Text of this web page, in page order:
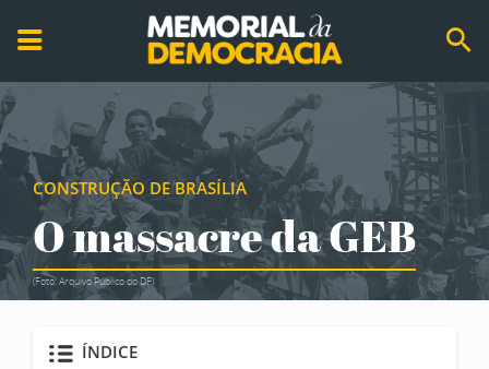
CONSTRUÇÃO DE BRASÍLIA
O massacre da GEB
(Foto: Arquivo Público do DF)
ÍNDICE